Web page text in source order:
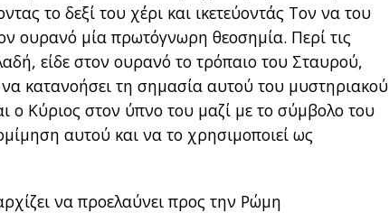
το δεξί του χέρι και ικετεύοντάς Τον να του
ουρανό μία πρωτόγνωρη θεοσημία. Περί τις
είδε στον ουρανό το τρόπαιο του Σταυρού,
κατανοήσει τη σημασία αυτού του μυστηριακού
ο Κύριος στον ύπνο του μαζί με το σύμβολο του
αυτού και να το χρησιμοποιεί ως
να προελαύνει προς την Ρώμη